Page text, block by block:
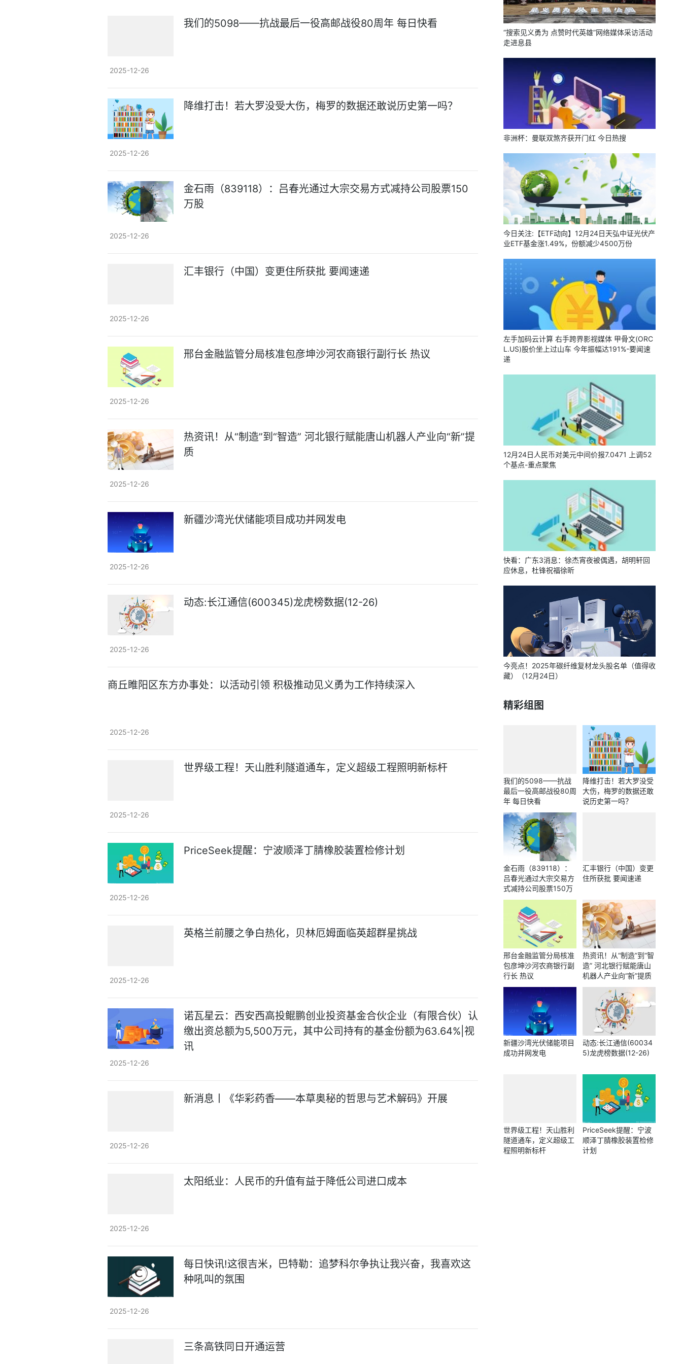
我们的5098——抗战最后一役高邮战役80周年 每日快看
2025-12-26
降维打击！若大罗没受大伤，梅罗的数据还敢说历史第一吗？
2025-12-26
金石雨（839118）：吕春光通过大宗交易方式减持公司股票150
万股
2025-12-26
汇丰银行（中国）变更住所获批 要闻速递
2025-12-26
邢台金融监管分局核准包彦坤沙河农商银行副行长 热议
2025-12-26
热资讯！从“制造”到“智造” 河北银行赋能唐山机器人产业向“新”提
质
2025-12-26
新疆沙湾光伏储能项目成功并网发电
2025-12-26
动态:长江通信(600345)龙虎榜数据(12-26)
2025-12-26
商丘睢阳区东方办事处：以活动引领 积极推动见义勇为工作持续深入
2025-12-26
世界级工程！天山胜利隧道通车，定义超级工程照明新标杆
2025-12-26
PriceSeek提醒：宁波顺泽丁腈橡胶装置检修计划
2025-12-26
英格兰前腰之争白热化，贝林厄姆面临英超群星挑战
2025-12-26
诺瓦星云：西安西高投鲲鹏创业投资基金合伙企业（有限合伙）认
缴出资总额为5,500万元，其中公司持有的基金份额为63.64%|视
讯
2025-12-26
新消息丨《华彩药香——本草奥秘的哲思与艺术解码》开展
2025-12-26
太阳纸业：人民币的升值有益于降低公司进口成本
2025-12-26
每日快讯!这很吉米，巴特勒：追梦科尔争执让我兴奋，我喜欢这
种吼叫的氛围
2025-12-26
三条高铁同日开通运营
“搜索见义勇为 点赞时代英雄”网络媒体采访活动
走进息县
非洲杯：曼联双煞齐获开门红 今日热搜
今日关注:【ETF动向】12月24日天弘中证光伏产
业ETF基金涨1.49%，份额减少4500万份
左手加码云计算 右手跨界影视媒体 甲骨文(ORC
L.US)股价坐上过山车 今年振幅达191%-要闻速
递
12月24日人民币对美元中间价报7.0471 上调52
个基点-重点聚焦
快看：广东3消息：徐杰宵夜被偶遇，胡明轩回
应休息，杜锋祝福徐昕
今亮点！2025年碳纤维复材龙头股名单（值得收
藏）（12月24日）
精彩组图
我们的5098——抗战
最后一役高邮战役80周
年 每日快看
降维打击！若大罗没受
大伤，梅罗的数据还敢
说历史第一吗？
金石雨（839118）：
吕春光通过大宗交易方
式减持公司股票150万
股
汇丰银行（中国）变更
住所获批 要闻速递
邢台金融监管分局核准
包彦坤沙河农商银行副
行长 热议
热资讯！从“制造”到“智
造” 河北银行赋能唐山
机器人产业向“新”提质
新疆沙湾光伏储能项目
成功并网发电
动态:长江通信(60034
5)龙虎榜数据(12-26)
世界级工程！天山胜利
隧道通车，定义超级工
程照明新标杆
PriceSeek提醒：宁波
顺泽丁腈橡胶装置检修
计划